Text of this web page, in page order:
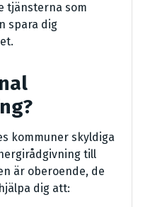
tjänsterna som
spara dig
kommuner skyldiga
till
är oberoende, de
dig att: